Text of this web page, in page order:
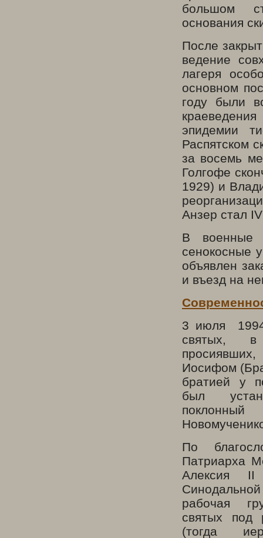
большом
основания
После
ведение
лагеря
основном
году были
эпидемии
Распятском
за восемь
Голгофе
1929) и
Анзер стал IV
В военные
сенокосные
объявлен
и въезд на
3 июля 1994
святых, в
Иосифом
братией у
был
По
Патриарха
Алексия II
рабочая
святых под
(тогда